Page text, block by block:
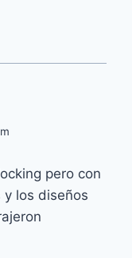
pero con
los diseños